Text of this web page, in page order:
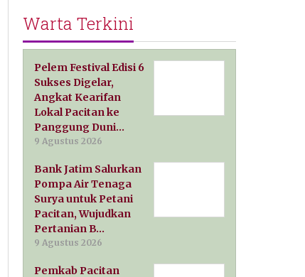
Warta Terkini
Pelem Festival Edisi 6
Sukses Digelar,
Angkat Kearifan
Lokal Pacitan ke
Panggung Duni…
9 Agustus 2026
Bank Jatim Salurkan
Pompa Air Tenaga
Surya untuk Petani
Pacitan, Wujudkan
Pertanian B…
9 Agustus 2026
Pemkab Pacitan